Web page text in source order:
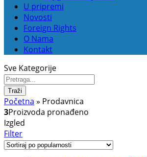
U pripremi
Novosti
Foreign Rights
O Nama
Kontakt
Sve Kategorije
Traži
Početna » Prodavnica
3Proizvoda pronađeno
Izgled
Filter